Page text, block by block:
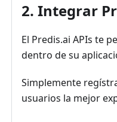
2. Integrar
El Predis.ai APIs te
dentro de su
Simplemente
usuarios la mejor